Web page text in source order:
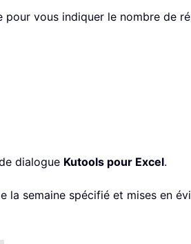
pour vous indiquer le nombre de
dialogue Kutools pour Excel.
la semaine spécifié et mises en